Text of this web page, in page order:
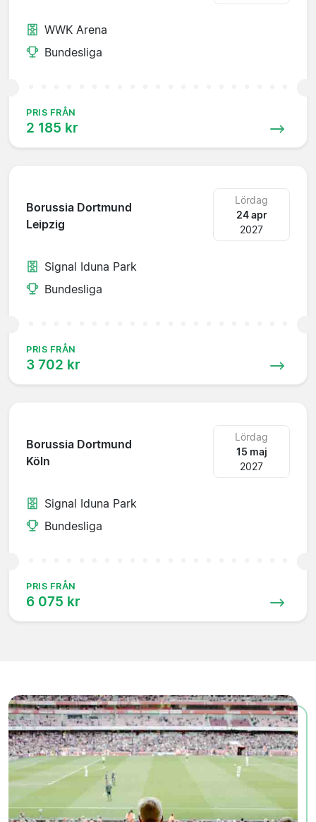
WWK Arena
Bundesliga
PRIS FRÅN
2 185 kr
Borussia Dortmund
Leipzig
Lördag
24 apr
2027
Signal Iduna Park
Bundesliga
PRIS FRÅN
3 702 kr
Borussia Dortmund
Köln
Lördag
15 maj
2027
Signal Iduna Park
Bundesliga
PRIS FRÅN
6 075 kr